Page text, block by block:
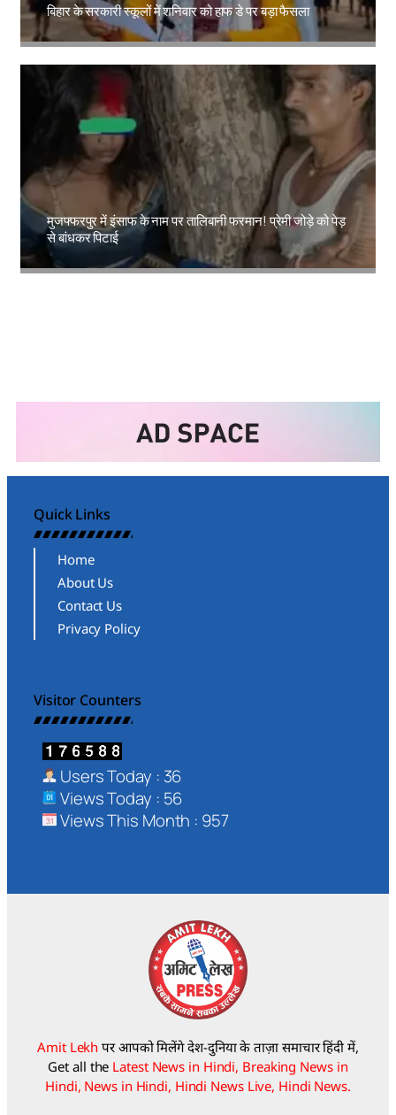
बिहार के सरकारी स्कूलों में शनिवार को हाफ डे पर बड़ा फैसला
Amit Lekh
मुजफ्फरपुर में इंसाफ के नाम पर तालिबानी फरमान! प्रेमी जोड़े को पेड़
से बांधकर पिटाई
Amit Lekh
Quick Links
Home
About Us
Contact Us
Privacy Policy
Visitor Counters
Users Today : 36
Views Today : 56
Views This Month : 957
Amit Lekh पर आपको मिलेंगे देश-दुनिया के ताज़ा समाचार हिंदी में,
Get all the Latest News in Hindi, Breaking News in
Hindi, News in Hindi, Hindi News Live, Hindi News.